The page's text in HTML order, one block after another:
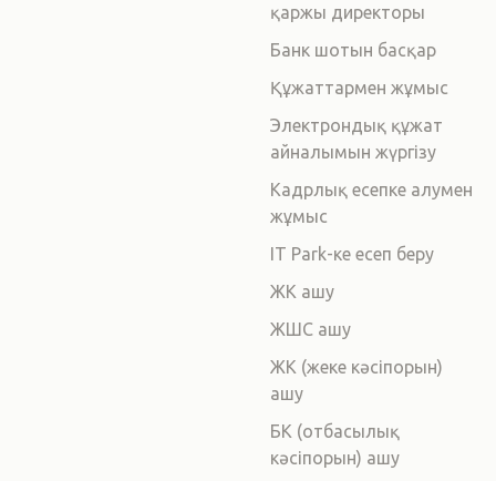
қаржы директоры
Банк шотын басқар
Құжаттармен жұмыс
Электрондық құжат
айналымын жүргізу
Кадрлық есепке алумен
жұмыс
IT Park-ке есеп беру
ЖК ашу
ЖШС ашу
ЖК (жеке кәсіпорын)
ашу
БК (отбасылық
кәсіпорын) ашу